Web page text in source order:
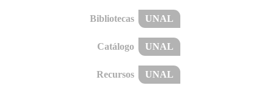
Bibliotecas UNAL
Catálogo UNAL
Recursos UNAL